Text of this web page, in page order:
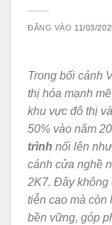
ĐĂNG VÀO 11/03/
Trong bối cảnh
thị hóa mạnh
khu vực đô thị
50% vào năm
trình nổi lên
cánh cửa nghề
2K7. Đây không
tiễn cao mà còn
bền vững, góp